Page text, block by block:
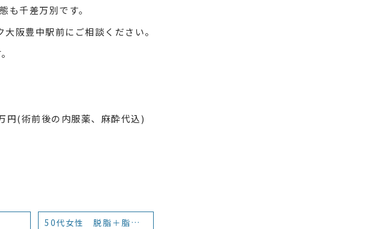
も千差万別です。
大阪豊中駅前にご相談ください。
円(術前後の内服薬、麻酔代込)
50代女性 脱脂＋脂肪注入 術後3か月